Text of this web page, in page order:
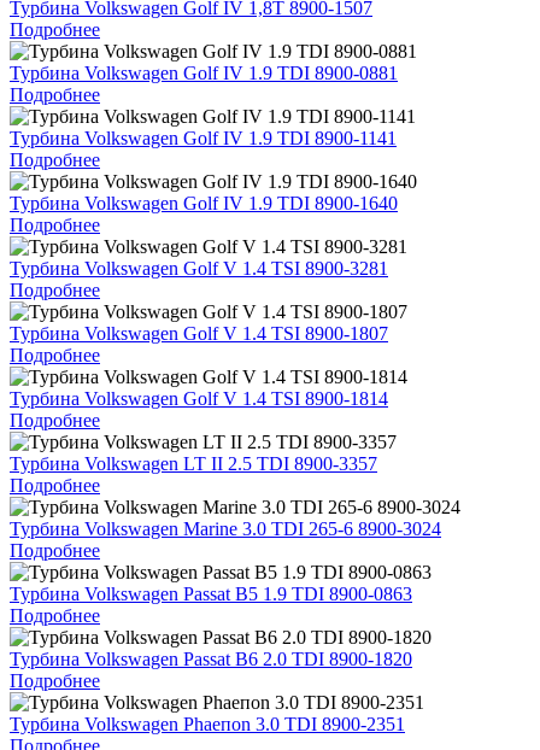
Турбина Volkswagen Golf IV 1,8T 8900-1507
Подробнее
Турбина Volkswagen Golf IV 1.9 TDI 8900-0881
Подробнее
Турбина Volkswagen Golf IV 1.9 TDI 8900-1141
Подробнее
Турбина Volkswagen Golf IV 1.9 TDI 8900-1640
Подробнее
Турбина Volkswagen Golf V 1.4 TSI 8900-3281
Подробнее
Турбина Volkswagen Golf V 1.4 TSI 8900-1807
Подробнее
Турбина Volkswagen Golf V 1.4 TSI 8900-1814
Подробнее
Турбина Volkswagen LT II 2.5 TDI 8900-3357
Подробнее
Турбина Volkswagen Marine 3.0 TDI 265-6 8900-3024
Подробнее
Турбина Volkswagen Passat B5 1.9 TDI 8900-0863
Подробнее
Турбина Volkswagen Passat B6 2.0 TDI 8900-1820
Подробнее
Турбина Volkswagen Phaeпоn 3.0 TDI 8900-2351
Подробнее